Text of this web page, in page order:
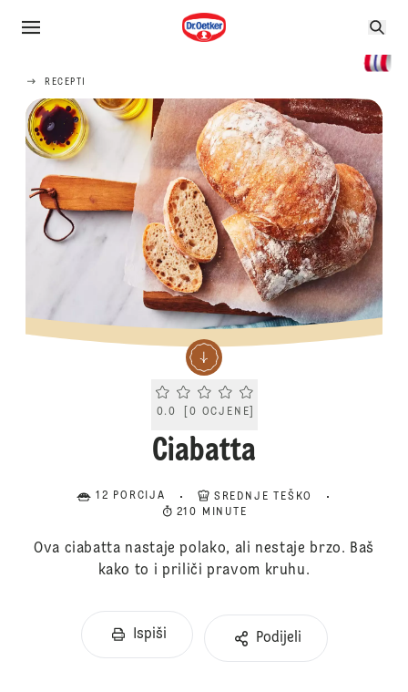
RECEPTI
Current rating 0.0. Click to rate.
0.0 0 OCJENE
Ciabatta
12 PORCIJA
SREDNJE TEŠKO
210 MINUTE
Ova ciabatta nastaje polako, ali nestaje brzo. Baš
kako to i priliči pravom kruhu.
Ispiši Podijeli